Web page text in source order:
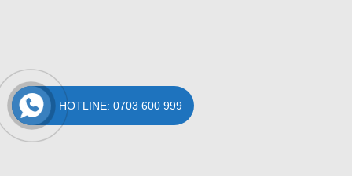
HOTLINE: 0703 600 999